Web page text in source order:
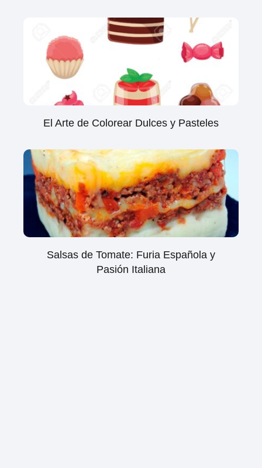
El Arte de Colorear Dulces y Pasteles
Salsas de Tomate: Furia Española y
Pasión Italiana